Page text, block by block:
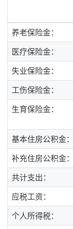
养老保险金：
医疗保险金：
失业保险金：
工伤保险金：
生育保险金：
基本住房公积金：
补充住房公积金：
共计支出：
应税工资：
个人所得税：